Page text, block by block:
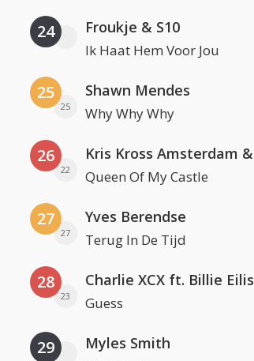
24 Froukje & S10
Ik Haat Hem Voor Jou
25
25
Shawn Mendes
Why Why Why
26
22
Kris Kross Amsterdam
Queen Of My Castle
27
27
Yves Berendse
Terug In De Tijd
28
23
Charlie XCX ft. Billie
Guess
29 Myles Smith